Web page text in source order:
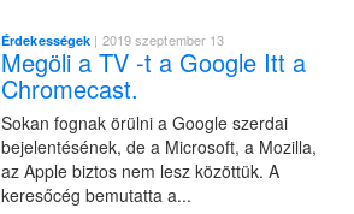
Érdekességek | 2019 szeptember 13
Megöli a TV -t a Google Itt a
Chromecast.
Sokan fognak örülni a Google szerdai
bejelentésének, de a Microsoft, a Mozilla,
az Apple biztos nem lesz közöttük. A
keresőcég bemutatta a...